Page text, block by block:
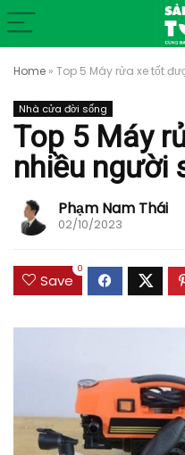
Home » Top 5 Máy rửa xe tốt
Nhà cửa đời sống
Top 5 Máy
nhiều người
Phạm Nam Thái
02/10/2023
Save
0